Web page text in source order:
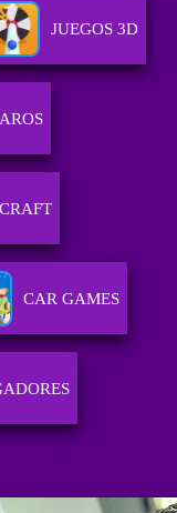
JUEGOS 3D
CAR GAMES